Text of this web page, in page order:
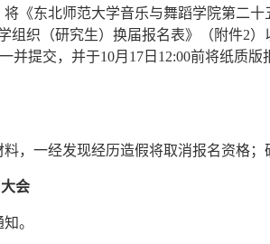
《东北师范大学音乐与舞蹈学院第二
织（研究生）换届报名表》（附件2
并提交，并于10月17日12:00前将纸质
，一经发现经历造假将取消报名资格；
会
。